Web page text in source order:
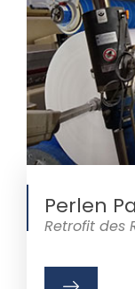
Perlen
Retrofit des